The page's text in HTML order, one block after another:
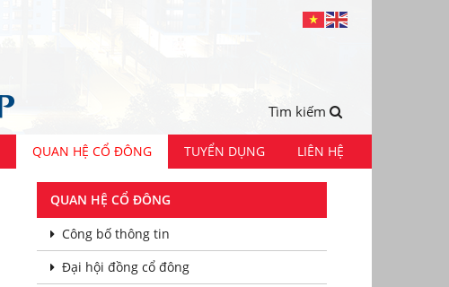
Tìm kiếm
QUAN HỆ CỔ ĐÔNG TUYỂN DỤNG LIÊN HỆ
QUAN HỆ CỔ ĐÔNG
Công bố thông tin
Đại hội đồng cổ đông